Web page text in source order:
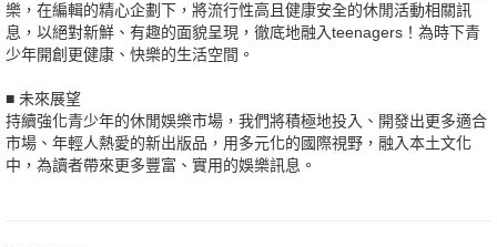
樂，在編輯的精心企劃下，將流行性高且健康安全的休閒活動相關訊
息，以絕對新鮮、有趣的面貌呈現，徹底地融入teenagers！為時下青
少年開創更健康、快樂的生活空間。
■ 未來展望
持續強化青少年的休閒娛樂市場，我們將積極地投入、開發出更多適合
市場、年輕人熱愛的新出版品，用多元化的國際視野，融入本土文化
中，為讀者帶來更多豐富、實用的娛樂訊息。